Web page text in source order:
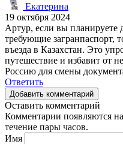
Екатерина
19 октября 2024
Артур, если вы планируете
требующие загранпаспорт,
въезда в Казахстан. Это
путешествие и избавит от
Россию для смены
Ответить
Добавить комментарий
Оставить комментарий
Комментарии появляются
течение пары часов.
Имя